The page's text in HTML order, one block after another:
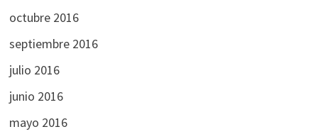
octubre 2016
septiembre 2016
julio 2016
junio 2016
mayo 2016